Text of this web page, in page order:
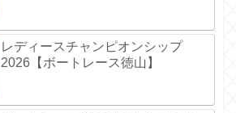
レディースチャンピオンシップ
2026【ボートレース徳山】